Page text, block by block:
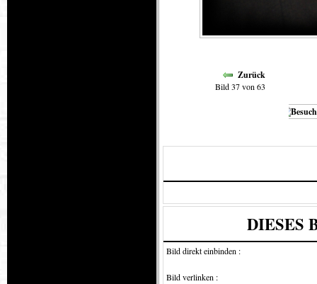
Zurück
Bild 37 von 63
DIESES
Bild direkt einbinden :
Bild verlinken :